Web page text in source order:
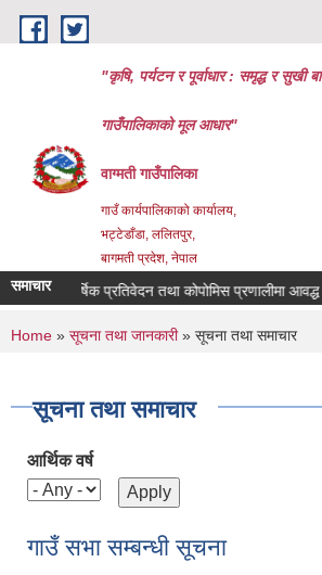
Skip to main content
"कृषि, पर्यटन र पूर्वाधार : समृद्ध र सुखी
गाउँपालिकाको मूल आधार"
वाग्मती गाउँपालिका
गाउँ कार्यपालिकाको कार्यालय,
भट्टेडाँडा, ललितपुर,
बागमती प्रदेश, नेपाल
समाचारवार्षिक प्रतिवेदन तथा कोपोमिस प्रणालीमा आवद्ध
You are here
Home » सूचना तथा जानकारी» सूचना तथा समाचार
सूचना तथा समाचार
आर्थिक वर्ष
गाउँ सभा सम्बन्धी सूचना